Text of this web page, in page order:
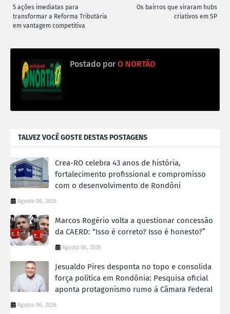
Os bairros que viraram hubs
criativos em SP
5 ações imediatas para
transformar a Reforma Tributária
em vantagem competitiva
Postado por O NORTÃO
TALVEZ VOCÊ GOSTE DESTAS POSTAGENS
Crea-RO celebra 43 anos de história,
fortalecimento profissional e compromisso
com o desenvolvimento de Rondôni
Agosto 06, 2026
Marcos Rogério volta a questionar concessão
da CAERD: “Isso é correto? Isso é honesto?”
Agosto 06, 2026
Jesualdo Pires desponta no topo e consolida
força política em Rondônia: Pesquisa oficial
aponta protagonismo rumo à Câmara Federal
Agosto 06, 2026